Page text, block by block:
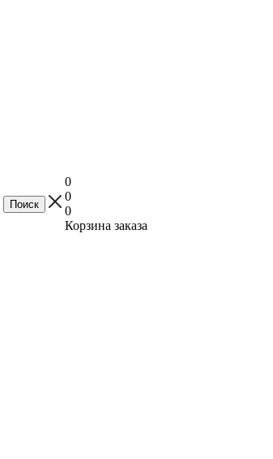
0
0
0
Корзина заказа